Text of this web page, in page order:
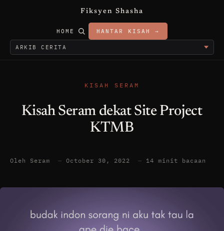
Fiksyen Shasha
HOME HANTAR KISAH →
KISAH SERAM
Kisah Seram dekat Site Project
KTMB
Oleh Seram — October 30, 2022 — 14 minit bacaan